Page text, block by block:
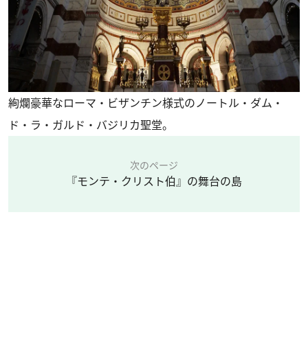
絢爛豪華なローマ・ビザンチン様式のノートル・ダム・
ド・ラ・ガルド・バジリカ聖堂。
次のページ
『モンテ・クリスト伯』の舞台の島